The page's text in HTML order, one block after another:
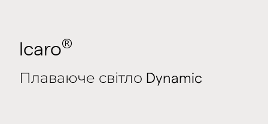
Icaro®
Плаваюче світло Dynamic